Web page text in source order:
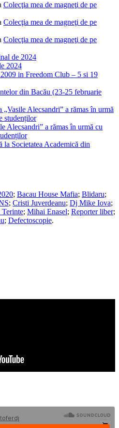
Colecţia mea de magneţi de pe
Colecţia mea de magneţi de pe
Colecţia mea de magneţi de pe
de 2024
2024
in Freedom Club – 5 si 19
din Bacău (23-25 februarie
„Vasile Alecsandri” a rămas în urmă
studenților
Alecsandri” a rămas în urmă cu
la Societatea Academică din
; Bacau House Mafia; Blidaru;
; Cristi Juverdeanu; Dj Mike Iova;
; Mihai Enasel; Reporter liber;
; Defectoscopie.